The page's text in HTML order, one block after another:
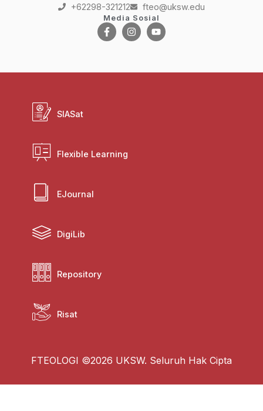
+62298-321212 fteo@uksw.edu
Media Sosial
SIASat
Flexible Learning
EJournal
DigiLib
Repository
Risat
FTEOLOGI ©2026 UKSW. Seluruh Hak Cipta